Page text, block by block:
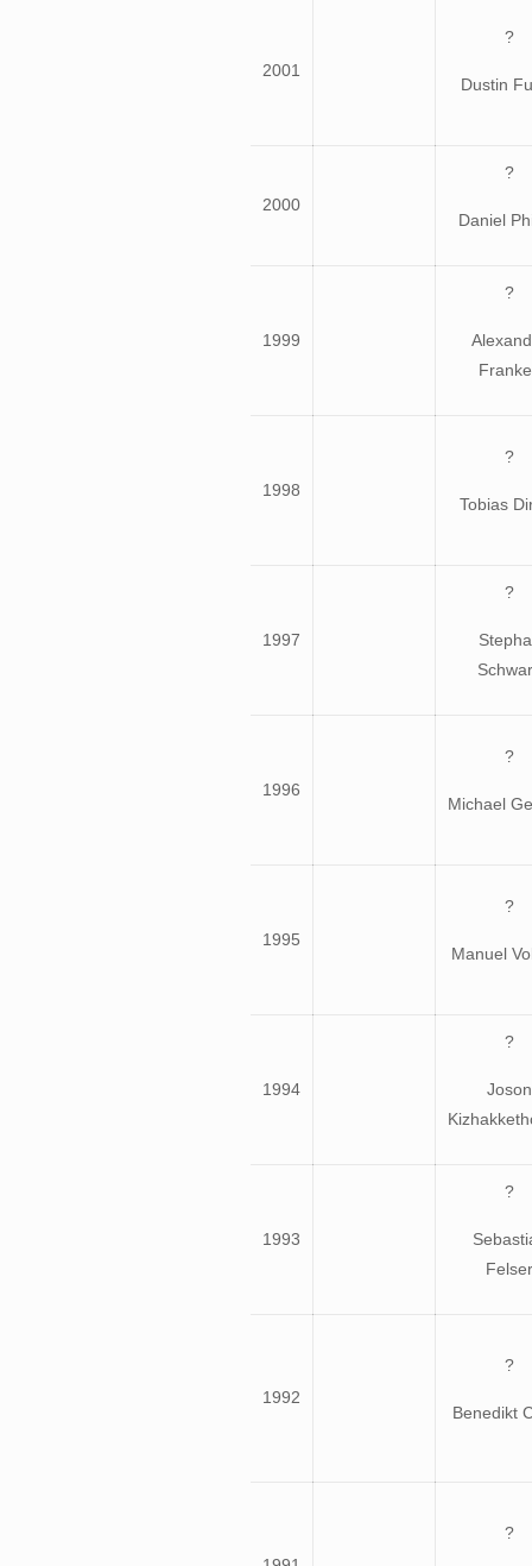
2001
?
Dustin
2000
?
Daniel
1999
?
1998
?
Tobias
1997
?
1996
?
Michael
1995
?
Manuel
1994
?
Joson
1993
?
Felser
1992
?
Benedikt
?